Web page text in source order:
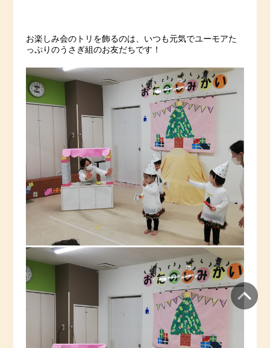
お楽しみ会のトリを飾るのは、いつも元気でユーモアた
っぷりのうさぎ組のお友だちです！